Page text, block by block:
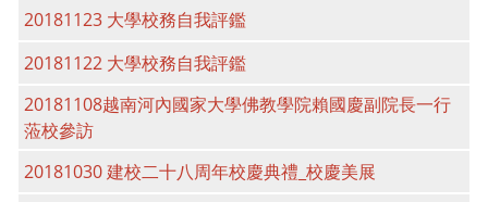
20181123 大學校務自我評鑑
20181122 大學校務自我評鑑
20181108越南河內國家大學佛教學院賴國慶副院長一行
蒞校參訪
20181030 建校二十八周年校慶典禮_校慶美展